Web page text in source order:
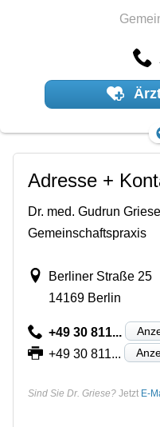
Adresse +
Dr. med. Gudrun Griese
Gemeinschaftspraxis
Berliner Straße 25
14169 Berlin
+49 30 811...
+49 30 811...
Sind Sie Dr. Griese? Jetzt E-